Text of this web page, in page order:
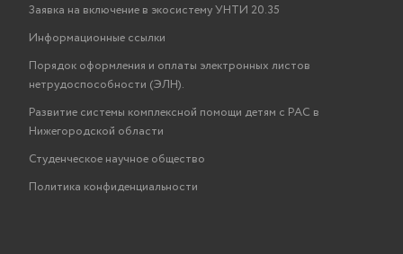
Заявка на включение в экосистему УНТИ 20.35
Информационные ссылки
Порядок оформления и оплаты электронных листов
нетрудоспособности (ЭЛН).
Развитие системы комплексной помощи детям с РАС в
Нижегородской области
Студенческое научное общество
Политика конфиденциальности